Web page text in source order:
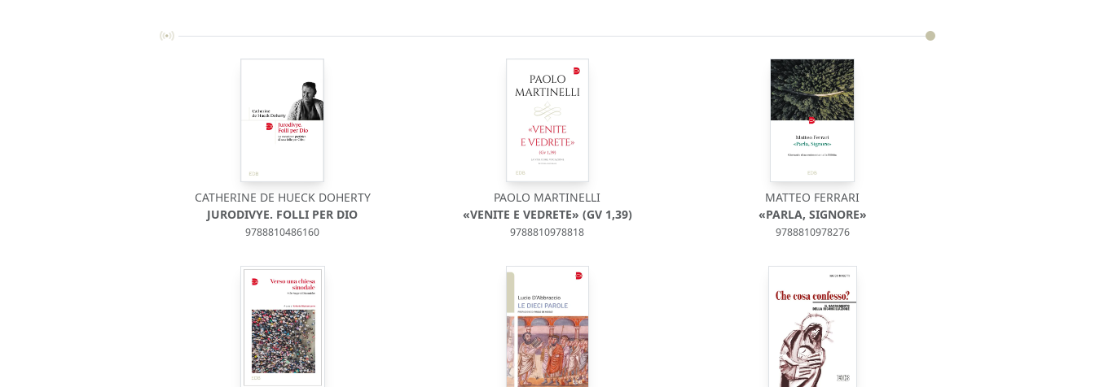
CATHERINE DE HUECK DOHERTY
JURODIVYE. FOLLI PER DIO
9788810486160
PAOLO MARTINELLI
«VENITE E VEDRETE» (GV 1,39)
9788810978818
MATTEO FERRARI
«PARLA, SIGNORE»
9788810978276